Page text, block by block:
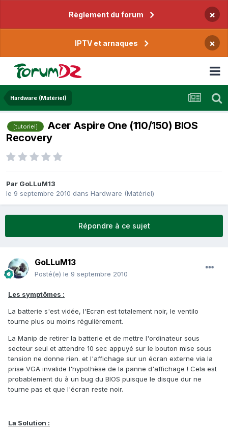
Règlement du forum ×
IPTV et arnaques ×
Hardware (Matériel)
[tutoriel]
Acer Aspire One (110/150) BIOS
Recovery
Par GoLLuM13
le 9 septembre 2010 dans Hardware (Matériel)
Répondre à ce sujet
GoLLuM13
Posté(e) le 9 septembre 2010
Les symptômes :
La batterie s'est vidée, l'Ecran est totalement noir, le ventilo
tourne plus ou moins régulièrement.
La Manip de retirer la batterie et de mettre l'ordinateur sous
secteur seul et attendre 10 sec appuyé sur le bouton mise sous
tension ne donne rien. et l'affichage sur un écran externe via la
prise VGA invalide l'hypothèse de la panne d'affichage ! Cela est
probablement du à un bug du BIOS puisque le disque dur ne
tourne pas et que l'écran reste noir.
La Solution :